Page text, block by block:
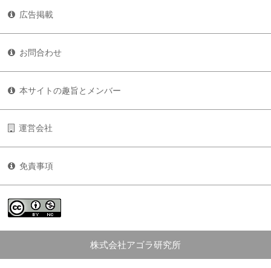
広告掲載
お問合わせ
本サイトの趣旨とメンバー
運営会社
免責事項
株式会社アゴラ研究所